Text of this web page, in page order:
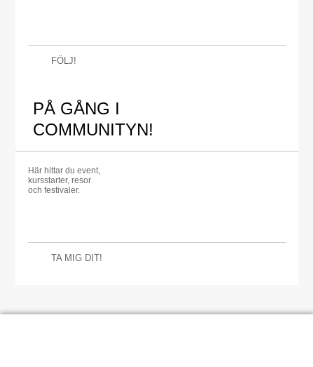
FÖLJ!
PÅ GÅNG I
COMMUNITYN!
Här hittar du event,
kursstarter, resor
och festivaler.
TA MIG DIT!